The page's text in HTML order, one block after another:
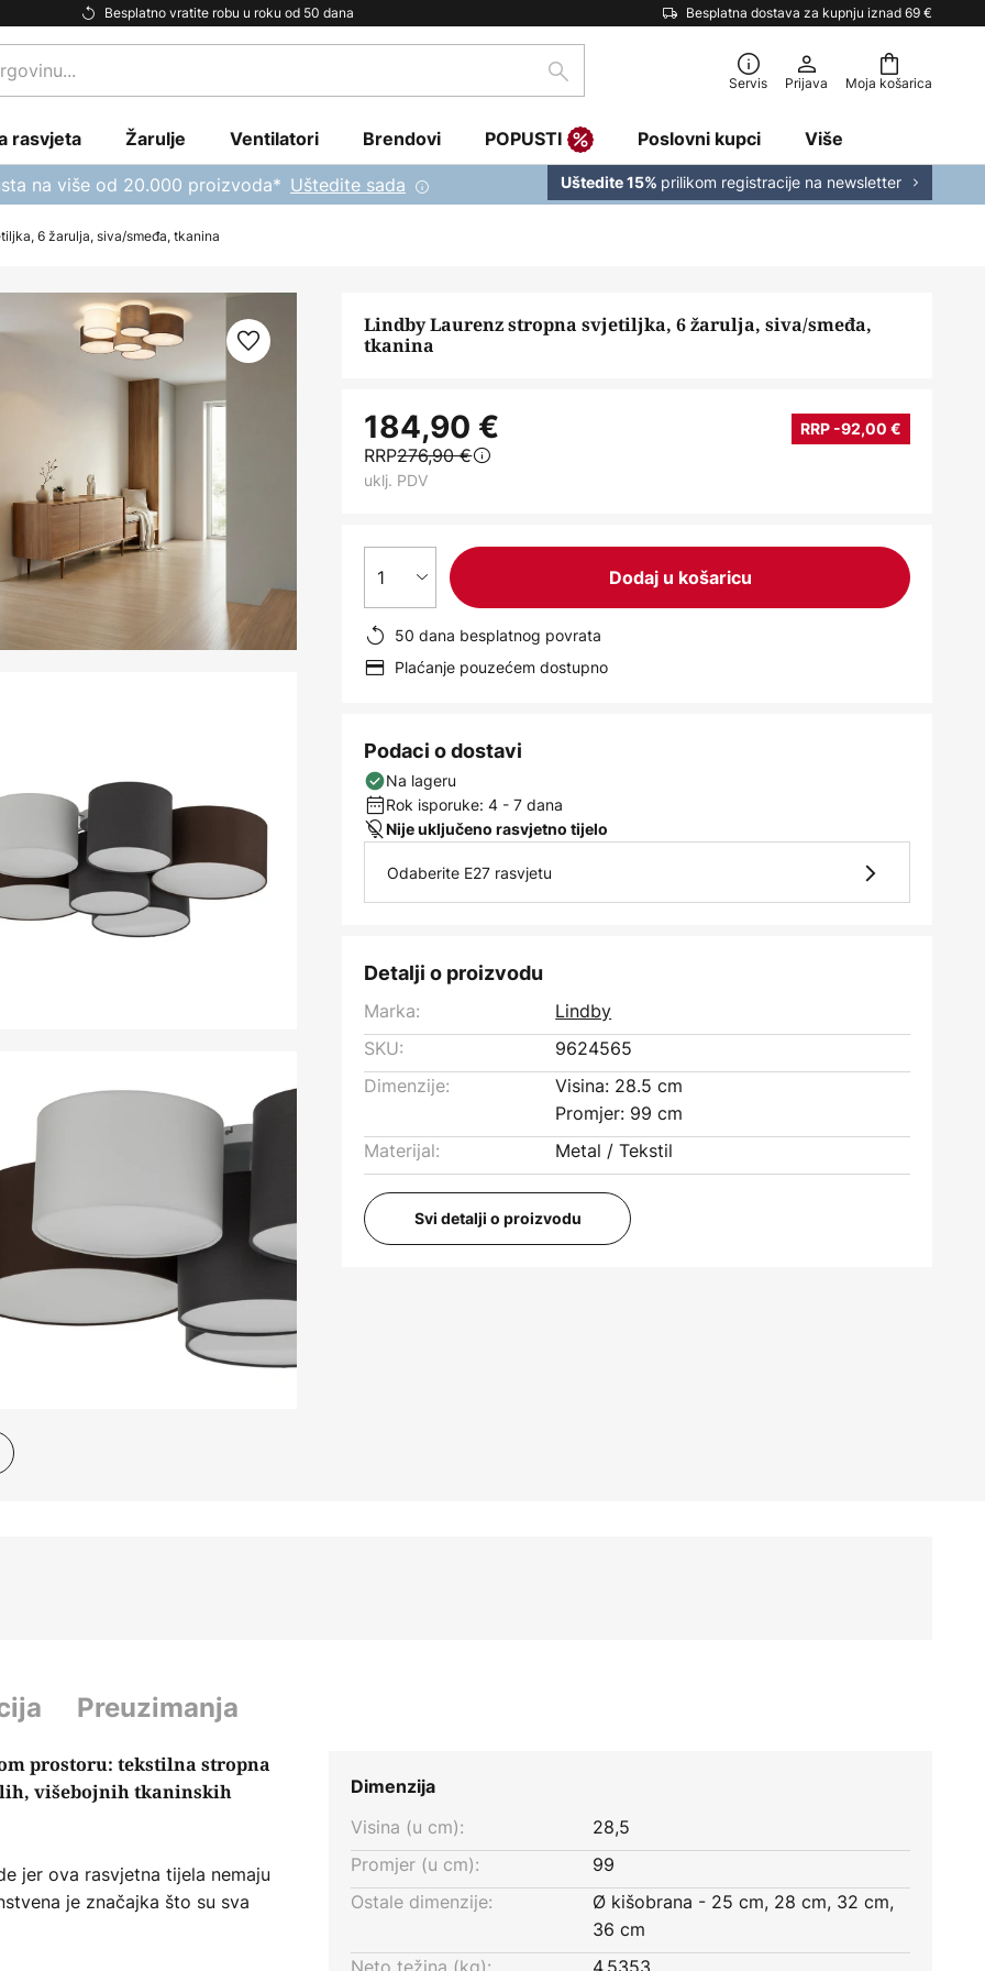
Besplatno vratite robu u roku od 50 dana Besplatna dostava za kupnju iznad 69 €
Moja košarica
traži Servis Prijava
rasvjeta Žarulje Ventilatori Brendovi POPUSTI Poslovni kupci Više
na više od 20.000 proizvoda* Uštedite sada Uštedite 15% prilikom registracije na newsletter
6 žarulja, siva/smeđa, tkanina
Lindby Laurenz stropna svjetiljka, 6 žarulja, siva/smeđa,
tkanina
184,90 € RRP -92,00 €
RRP276,90 €
uklj. PDV
1 Dodaj u košaricu
50 dana besplatnog povrata
Plaćanje pouzećem dostupno
Podaci o dostavi
Na lageru
Rok isporuke: 4 - 7 dana
Nije uključeno rasvjetno tijelo
Odaberite E27 rasvjetu
Detalji o proizvodu
Marka:
Lindby
SKU:
9624565
Dimenzije:
Visina: 28.5 cm
Promjer: 99 cm
Materijal:
Metal / Tekstil
Svi detalji o proizvodu
Preuzimanja
prostoru: tekstilna stropna
višebojnih tkaninskih
jer ova rasvjetna tijela nemaju
je značajka što su sva
a istovremeno
Dimenzija
Visina (u cm):
28,5
Promjer (u cm):
99
Ostale dimenzije:
Ø kišobrana - 25 cm, 28 cm, 32 cm,
36 cm